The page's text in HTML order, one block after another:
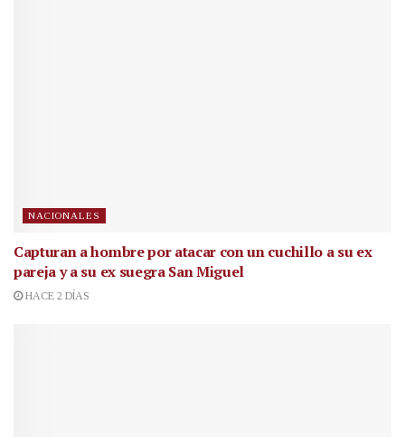
NACIONALES
Capturan a hombre por atacar con un cuchillo a su ex
pareja y a su ex suegra San Miguel
HACE 2 DÍAS